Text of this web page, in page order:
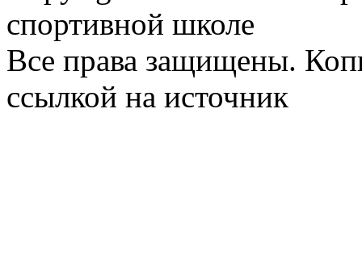
спортивной школе
Все права защищены.
ссылкой на источник